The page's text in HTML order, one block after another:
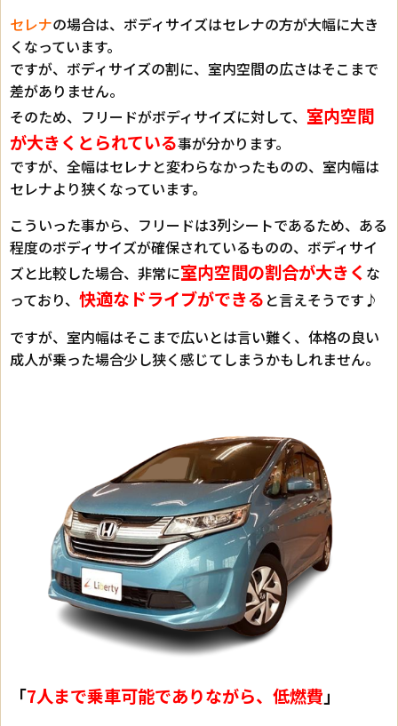
セレナの場合は、ボディサイズはセレナの方が大幅に大き
くなっています。
ですが、ボディサイズの割に、室内空間の広さはそこまで
差がありません。
そのため、フリードがボディサイズに対して、 室内空間
が大きくとられている事が分かります。
ですが、全幅はセレナと変わらなかったものの、室内幅は
セレナより狭くなっています。
こういった事から、フリードは3列シートであるため、ある
程度のボディサイズが確保されているものの、ボディサイ
ズと比較した場合、非常に室内空間の割合が大きく な
っており、 快適なドライブができる と言えそうです♪
ですが、室内幅はそこまで広いとは言い難く、体格の良い
成人が乗った場合少し狭く感じてしまうかもしれません。
「7人まで乗車可能でありながら、低燃費」